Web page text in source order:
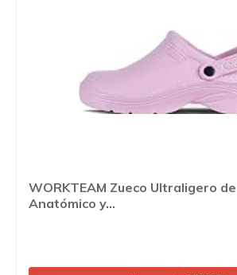
WORKTEAM Zueco Ultraligero
Anatómico y...